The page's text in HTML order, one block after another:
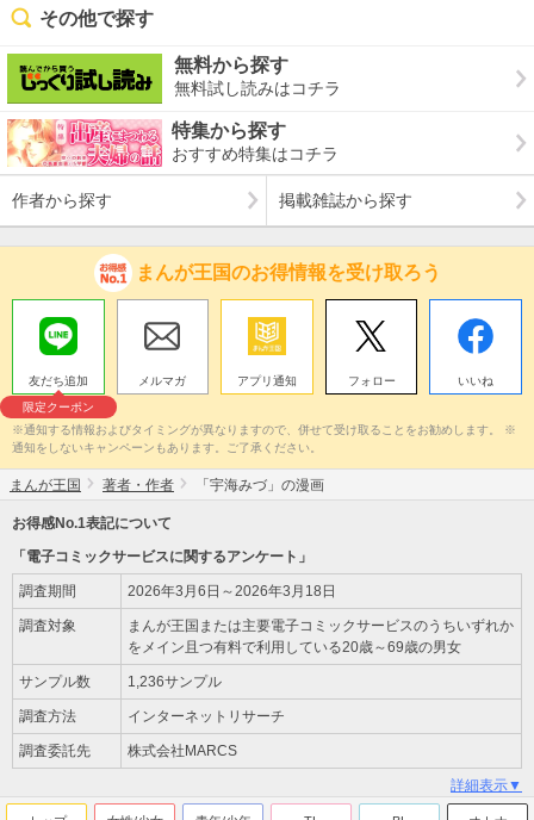
その他で探す
無料から探す
無料試し読みはコチラ
特集から探す
おすすめ特集はコチラ
作者から探す 掲載雑誌から探す
まんが王国のお得情報を受け取ろう
友だち追加
限定クーポン
メルマガ アプリ通知 フォロー いいね
※通知する情報およびタイミングが異なりますので、併せて受け取ることをお勧めします。 ※
通知をしないキャンペーンもあります。ご了承ください。
まんが王国 著者・作者 「宇海みづ」の漫画
お得感No.1表記について
「電子コミックサービスに関するアンケート」
調査期間 2026年3月6日～2026年3月18日
調査対象
まんが王国または主要電子コミックサービスのうちいずれか
をメイン且つ有料で利用している20歳～69歳の男女
サンプル数 1,236サンプル
調査方法 インターネットリサーチ
調査委託先 株式会社MARCS
詳細表示▼